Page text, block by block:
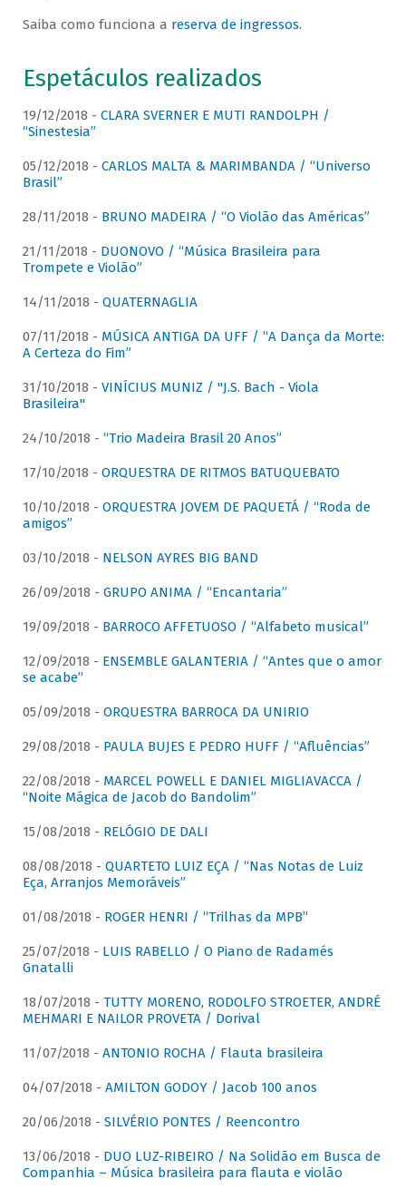
Saiba como funciona a reserva de ingressos.
Espetáculos realizados
19/12/2018 - CLARA SVERNER E MUTI RANDOLPH /
“Sinestesia”
05/12/2018 - CARLOS MALTA & MARIMBANDA / “Universo
Brasil”
28/11/2018 - BRUNO MADEIRA / “O Violão das Américas”
21/11/2018 - DUONOVO / “Música Brasileira para
Trompete e Violão”
14/11/2018 - QUATERNAGLIA
07/11/2018 - MÚSICA ANTIGA DA UFF / “A Dança da Morte:
A Certeza do Fim”
31/10/2018 - VINÍCIUS MUNIZ / "J.S. Bach - Viola
Brasileira"
24/10/2018 - “Trio Madeira Brasil 20 Anos”
17/10/2018 - ORQUESTRA DE RITMOS BATUQUEBATO
10/10/2018 - ORQUESTRA JOVEM DE PAQUETÁ / “Roda de
amigos”
03/10/2018 - NELSON AYRES BIG BAND
26/09/2018 - GRUPO ANIMA / “Encantaria”
19/09/2018 - BARROCO AFFETUOSO / “Alfabeto musical”
12/09/2018 - ENSEMBLE GALANTERIA / “Antes que o amor
se acabe”
05/09/2018 - ORQUESTRA BARROCA DA UNIRIO
29/08/2018 - PAULA BUJES E PEDRO HUFF / “Afluências”
22/08/2018 - MARCEL POWELL E DANIEL MIGLIAVACCA /
“Noite Mágica de Jacob do Bandolim”
15/08/2018 - RELÓGIO DE DALI
08/08/2018 - QUARTETO LUIZ EÇA / “Nas Notas de Luiz
Eça, Arranjos Memoráveis”
01/08/2018 - ROGER HENRI / “Trilhas da MPB”
25/07/2018 - LUIS RABELLO / O Piano de Radamés
Gnatalli
18/07/2018 - TUTTY MORENO, RODOLFO STROETER, ANDRÉ
MEHMARI E NAILOR PROVETA / Dorival
11/07/2018 - ANTONIO ROCHA / Flauta brasileira
04/07/2018 - AMILTON GODOY / Jacob 100 anos
20/06/2018 - SILVÉRIO PONTES / Reencontro
13/06/2018 - DUO LUZ-RIBEIRO / Na Solidão em Busca de
Companhia – Música brasileira para flauta e violão